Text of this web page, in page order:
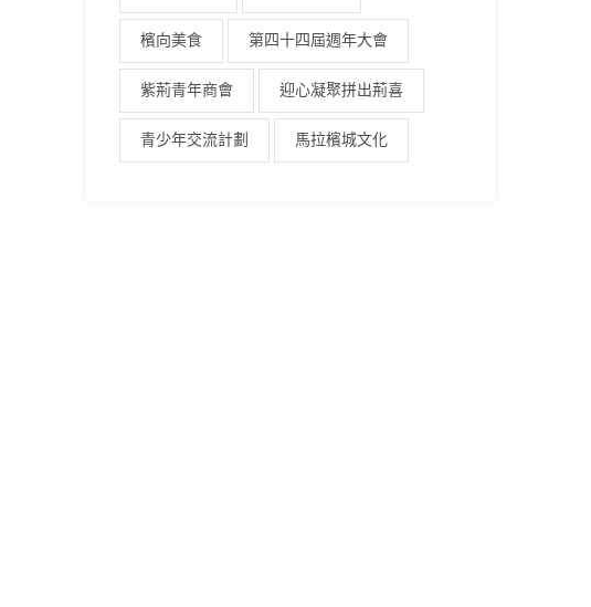
檳向美食 第四十四屆週年大會
紫荊青年商會 迎心凝聚拼出荊喜
青少年交流計劃 馬拉檳城文化